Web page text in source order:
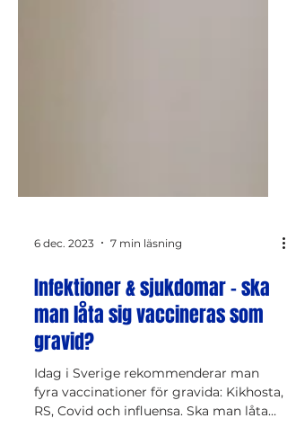
6 dec. 2023
Infektioner & sjukdomar - ska